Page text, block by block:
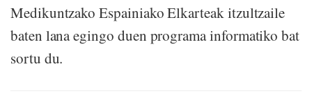
Medikuntzako Espainiako Elkarteak itzultzaile
baten lana egingo duen programa informatiko bat
sortu du.